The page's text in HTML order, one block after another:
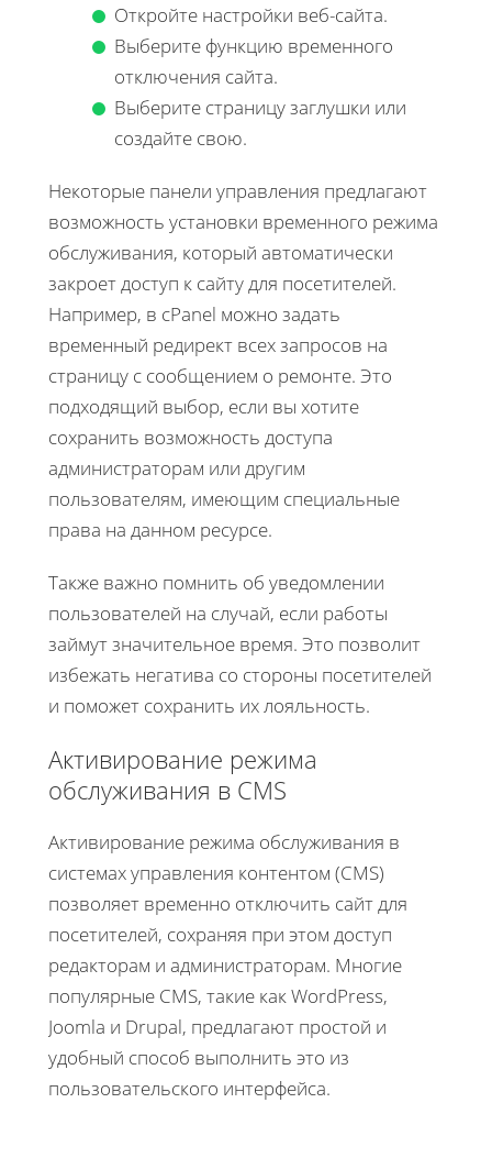
Откройте настройки веб-сайта.
Выберите функцию временного
отключения сайта.
Выберите страницу заглушки или
создайте свою.
Некоторые панели управления предлагают
возможность установки временного режима
обслуживания, который автоматически
закроет доступ к сайту для посетителей.
Например, в cPanel можно задать
временный редирект всех запросов на
страницу с сообщением о ремонте. Это
подходящий выбор, если вы хотите
сохранить возможность доступа
администраторам или другим
пользователям, имеющим специальные
права на данном ресурсе.
Также важно помнить об уведомлении
пользователей на случай, если работы
займут значительное время. Это позволит
избежать негатива со стороны посетителей
и поможет сохранить их лояльность.
Активирование режима
обслуживания в CMS
Активирование режима обслуживания в
системах управления контентом (CMS)
позволяет временно отключить сайт для
посетителей, сохраняя при этом доступ
редакторам и администраторам. Многие
популярные CMS, такие как WordPress,
Joomla и Drupal, предлагают простой и
удобный способ выполнить это из
пользовательского интерфейса.